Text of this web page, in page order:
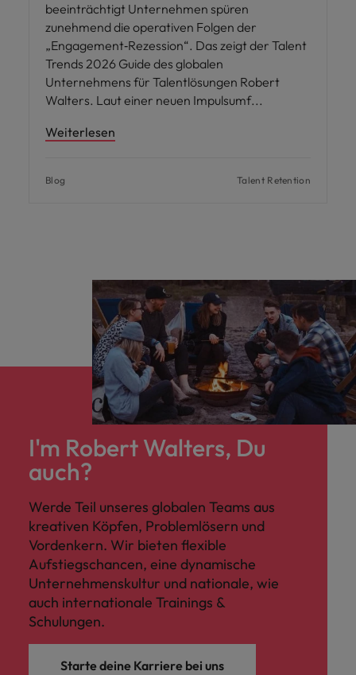
beeinträchtigt Unternehmen spüren
zunehmend die operativen Folgen der
„Engagement‑Rezession“. Das zeigt der Talent
Trends 2026 Guide des globalen
Unternehmens für Talentlösungen Robert
Walters. Laut einer neuen Impulsumf
Weiterlesen
Blog Talent Retention
I'm Robert Walters, Du
auch?
Werde Teil unseres globalen Teams aus
kreativen Köpfen, Problemlösern und
Vordenkern. Wir bieten flexible
Aufstiegschancen, eine dynamische
Unternehmenskultur und nationale, wie
auch internationale Trainings &
Schulungen.
Starte deine Karriere bei uns